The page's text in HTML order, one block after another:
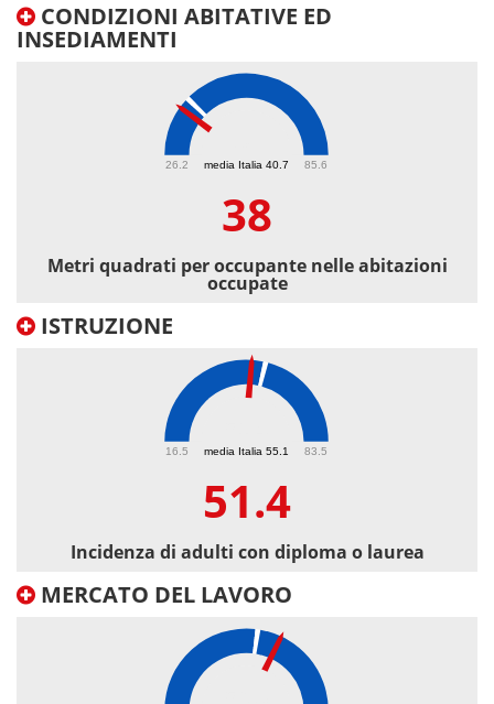
CONDIZIONI ABITATIVE ED
INSEDIAMENTI
media Italia 40.7
26.2 85.6
38
Metri quadrati per occupante nelle abitazioni
occupate
ISTRUZIONE
media Italia 55.1
16.5 83.5
51.4
Incidenza di adulti con diploma o laurea
MERCATO DEL LAVORO